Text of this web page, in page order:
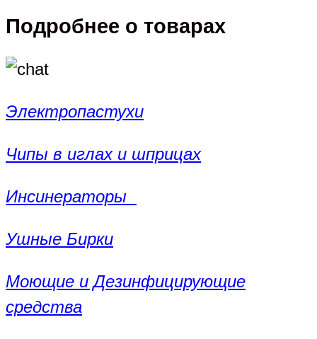
Подробнее о товарах
Электропастухи
Чипы в иглах и шприцах
Инсинераторы
Ушные Бирки
Моющие и Дезинфицирующие
средства